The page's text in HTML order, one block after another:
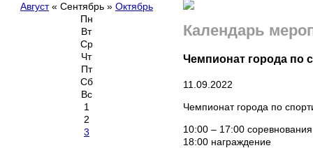
Август« Сентябрь » Октябрь
Пн
Вт
Ср
Чт
Пт
Сб
Вс
1
2
3
Календарь
Чемпионат города по
11.09.2022
Чемпионат города по
10:00 – 17:00 соревнования
18:00 награждение